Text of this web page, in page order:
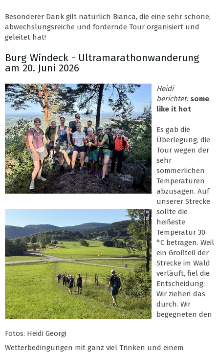
Besonderer Dank gilt natürlich Bianca, die eine sehr schöne,
abwechslungsreiche und fordernde Tour organisiert und
geleitet hat!
Burg Windeck - Ultramarathonwanderung
am 20. Juni 2026
Fotos: Heidi Georgi
Heidi
berichtet:some
like it hot
Es gab die
Überlegung, die
Tour wegen der
sehr
sommerlichen
Temperaturen
abzusagen. Auf
unserer Strecke
sollte die
heißeste
Temperatur 30
°C betragen. Weil
ein Großteil der
Strecke im Wald
verläuft, fiel die
Entscheidung:
Wir ziehen das
durch. Wir
begegneten den
Wetterbedingungen mit ganz viel Trinken und einem